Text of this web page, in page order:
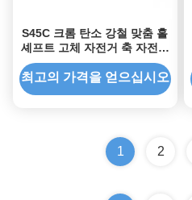
S45C 크롬 탄소 강철 맞춤 홀
셰프트 고체 자전거 축 자전거
자전거 허브
최고의 가격을 얻으십시오
1 2